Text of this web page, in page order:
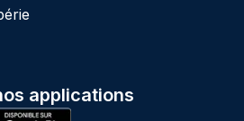
applications